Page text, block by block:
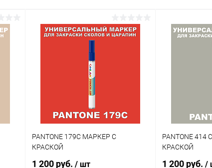
Цвет:
полуматовая
PANTONE 179C МАРКЕР С
КРАСКОЙ
1 200 руб. / шт
PANTONE 414
КРАСКОЙ
1 200 руб. /